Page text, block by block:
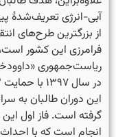
آبی-انرژی تعریف‌شدهٔ
از بزرگترین طرح‌های
فرامرزی این کشور
ریاست‌جمهوری
این دوران طالبان به
گرفته است. فاز اول
انجام است که با